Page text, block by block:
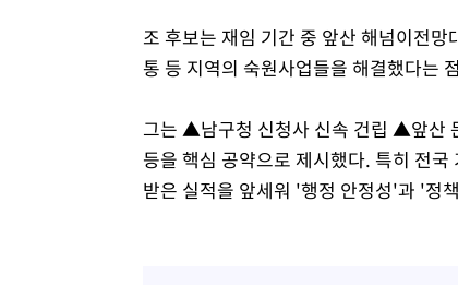
조 후보는 재임 기간 중 앞산 해넘이전
통 등 지역의 숙원사업들을 해결했다는
그는 ▲남구청 신청사 신속 건립 ▲앞산
등을 핵심 공약으로 제시했다. 특히 전
받은 실적을 앞세워 '행정 안정성'과 '정